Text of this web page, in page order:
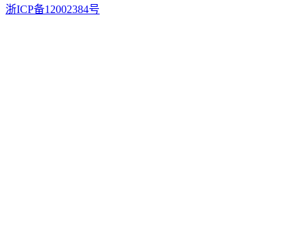
浙ICP备12002384号